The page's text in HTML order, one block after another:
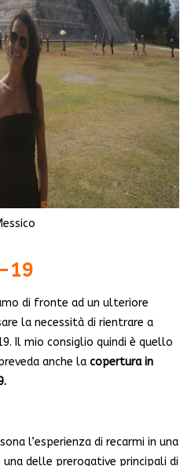
19
di fronte ad un ulteriore
la necessità di rientrare a
Il mio consiglio quindi è quello
anche la copertura in
l’esperienza di recarmi in una
una delle prerogative principali di